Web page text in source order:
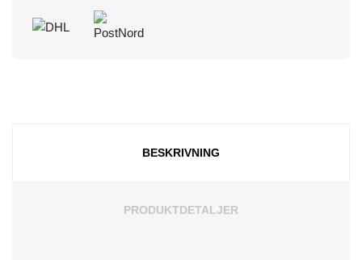
BESKRIVNING
PRODUKTDETALJER